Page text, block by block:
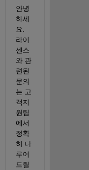
안녕
하세
요.
라이
센스
와 관
련된
문의
는 고
객지
원팀
에서
정확
히 다
루어
드릴